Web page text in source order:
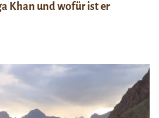
Khan und wofür ist er